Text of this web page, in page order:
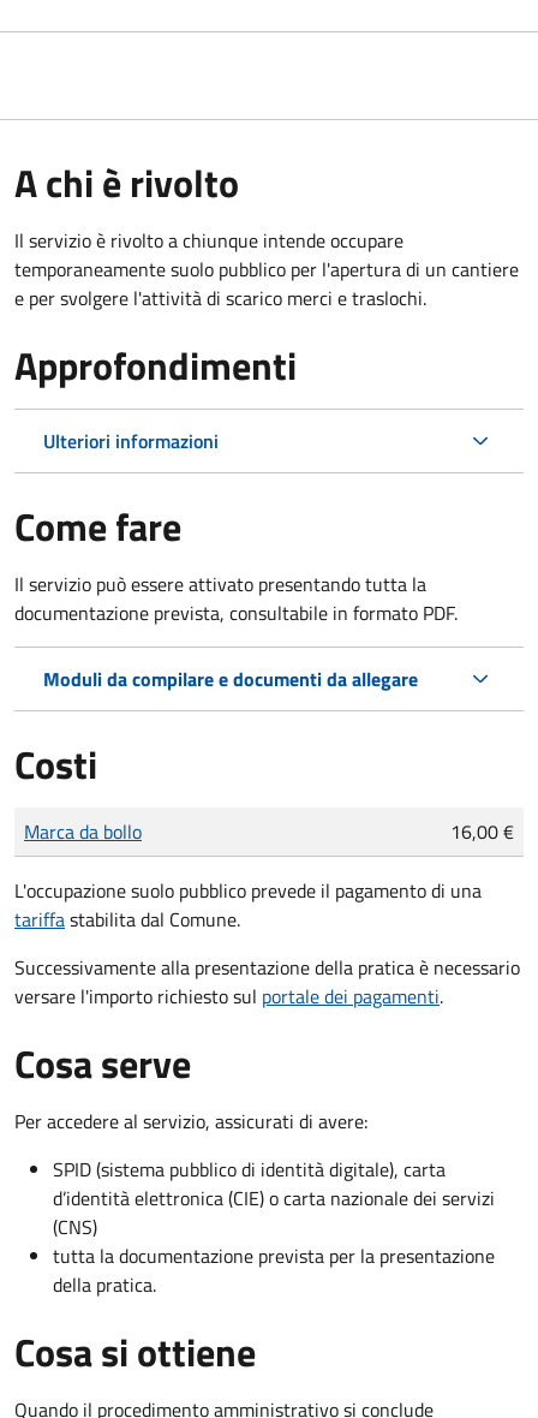
A chi è rivolto
Il servizio è rivolto a chiunque intende occupare
temporaneamente suolo pubblico per l'apertura di un cantiere
e per svolgere l'attività di scarico merci e traslochi.
Approfondimenti
Ulteriori informazioni
Come fare
Il servizio può essere attivato presentando tutta la
documentazione prevista, consultabile in formato PDF.
Moduli da compilare e documenti da allegare
Costi
Tipo di pagamento
Importo
Marca da bollo 16,00 €
L'occupazione suolo pubblico prevede il pagamento di una
tariffastabilita dal Comune.
Successivamente alla presentazione della pratica è necessario
versare l'importo richiesto sul portale dei pagamenti.
Cosa serve
Per accedere al servizio, assicurati di avere:
SPID (sistema pubblico di identità digitale), carta
d’identità elettronica (CIE) o carta nazionale dei servizi
(CNS)
tutta la documentazione prevista per la presentazione
della pratica.
Cosa si ottiene
Quando il procedimento amministrativo si conclude